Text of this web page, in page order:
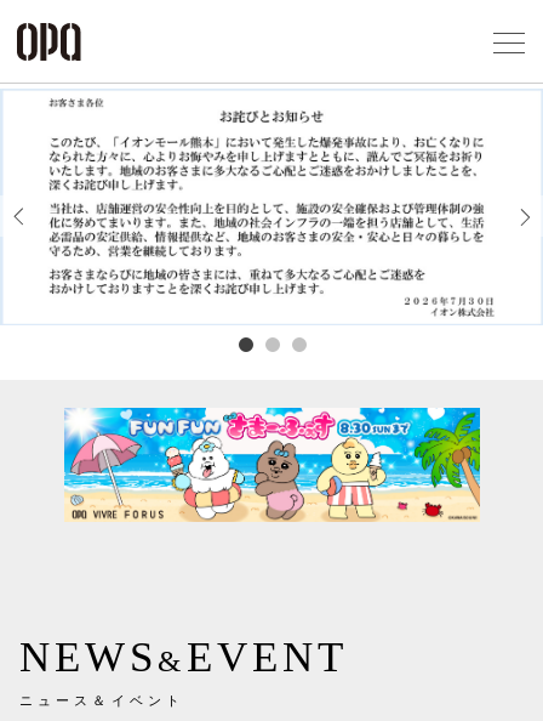
Previous
NEWS & EVENT
ニュース＆イベント
企業情報
お問い合わせ
プライバシ
ソーシャル